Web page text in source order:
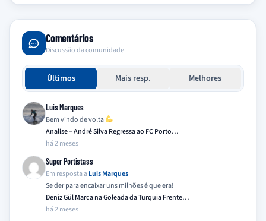
Comentários
Discussão da comunidade
Últimos Mais resp. Melhores
Luis Marques
Bem vindo de volta
Analise – André Silva Regressa ao FC Porto…
há 2 meses
Super Portistass
Em resposta a Luis Marques
Se der para encaixar uns milhões é que era!
Deniz Gül Marca na Goleada da Turquia Frente…
há 2 meses